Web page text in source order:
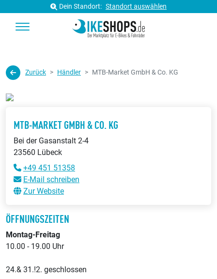
Dein Standort: Standort auswählen
Zurück Händler MTB-Market GmbH & Co. KG
MTB-MARKET GMBH & CO. KG
Bei der Gasanstalt 2-4
23560 Lübeck
+49 451 51358
E-Mail schreiben
Zur Website
ÖFFNUNGSZEITEN
Montag-Freitag
10.00 - 19.00 Uhr
24.& 31.!2. geschlossen